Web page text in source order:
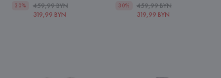
30%
459,99 BYN
319,99 BYN
30%
459,99 BYN
319,99 BYN